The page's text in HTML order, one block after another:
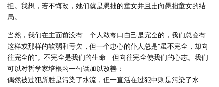
担。我想，若不悔改，她们就是愚拙的童女并且走向愚拙童女的结
局。
当然，我们在主面前没有一个人敢夸口自己是完全的，我们总会有
这样或那样的软弱和亏欠，但一个忠心的仆人总是“虽不完全，却向
往完全的”。不完全是我们的生命，但向往完全使我们的心志。我们
可以对哲学家培根的一句话加以改善：
偶然被过犯所胜是污染了水流，但一直活在过犯中则是污染了水